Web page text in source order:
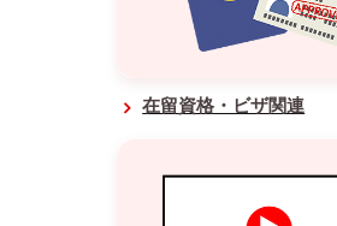
在留資格・ビザ関連